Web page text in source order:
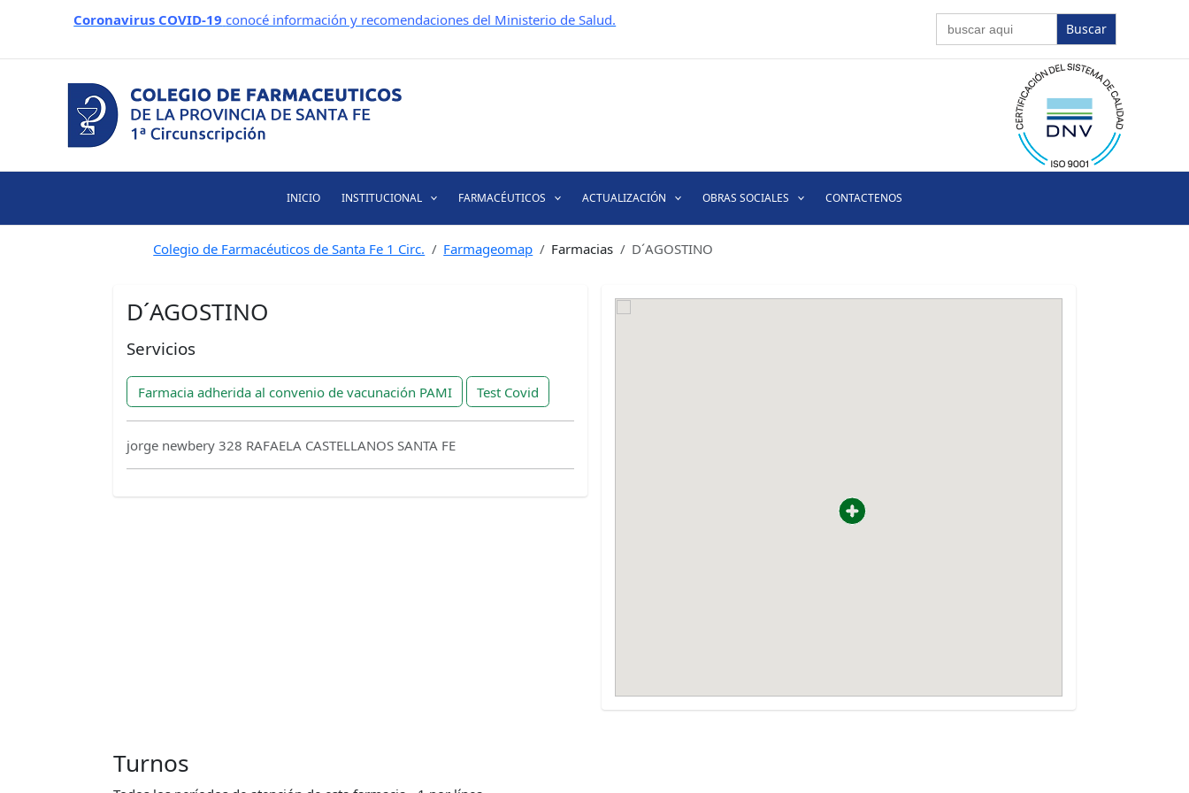
Coronavirus COVID-19 conocé información y recomendaciones del Ministerio de Salud. Buscar:
INICIO INSTITUCIONAL FARMACÉUTICOS ACTUALIZACIÓN OBRAS SOCIALES CONTACTENOS
Colegio de Farmacéuticos de Santa Fe 1 Circ. Farmageomap Farmacias D´AGOSTINO
D´AGOSTINO
Servicios
Farmacia adherida al convenio de vacunación PAMI Test Covid
jorge newbery 328 RAFAELA CASTELLANOS SANTA FE
Turnos